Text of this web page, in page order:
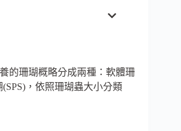
的珊瑚概略分成兩種：軟體珊
，依照珊瑚蟲大小分類